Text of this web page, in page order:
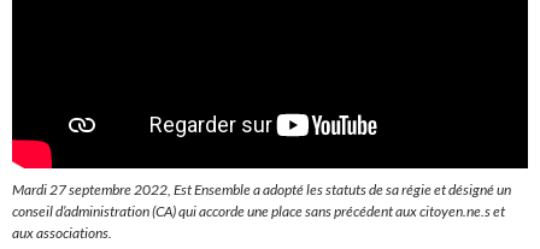
Mardi 27 septembre 2022, Est Ensemble a adopté les statuts de sa régie et désigné un
conseil d’administration (CA) qui accorde une place sans précédent aux citoyen.ne.s et
aux associations.